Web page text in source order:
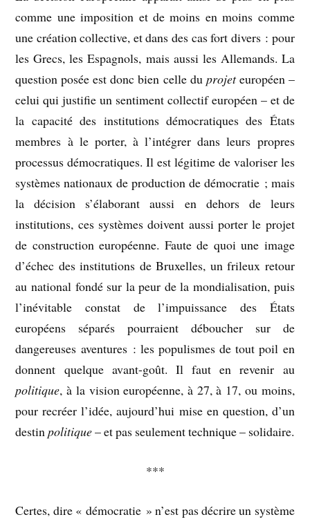
comme une imposition et de moins en moins comme
une création collective, et dans des cas fort divers : pour
les Grecs, les Espagnols, mais aussi les Allemands. La
question posée est donc bien celle du projeteuropéen –
celui qui justifie un sentiment collectif européen – et de
la capacité des institutions démocratiques des États
membres à le porter, à l’intégrer dans leurs propres
processus démocratiques. Il est légitime de valoriser les
systèmes nationaux de production de démocratie ; mais
la décision s’élaborant aussi en dehors de leurs
institutions, ces systèmes doivent aussi porter le projet
de construction européenne. Faute de quoi une image
d’échec des institutions de Bruxelles, un frileux retour
au national fondé sur la peur de la mondialisation, puis
l’inévitable constat de l’impuissance des États
européens séparés pourraient déboucher sur de
dangereuses aventures : les populismes de tout poil en
donnent quelque avant-goût. Il faut en revenir au
politique, à la vision européenne, à 27, à 17, ou moins,
pour recréer l’idée, aujourd’hui mise en question, d’un
destinpolitique– et pas seulement technique – solidaire.
***
Certes, dire « démocratie » n’est pas décrire un système